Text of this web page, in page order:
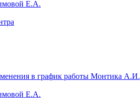
Е.А.
в график работы Монтика А.И.
Е.А.